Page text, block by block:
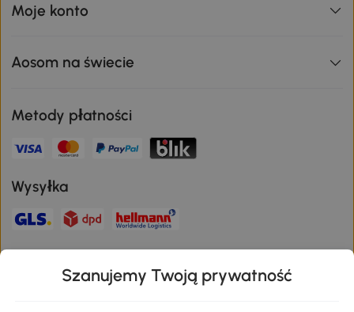
Moje konto
Aosom na świecie
Metody płatności
Wysyłka
Szanujemy Twoją prywatność